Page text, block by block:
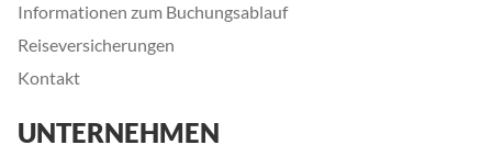
Informationen zum Buchungsablauf
Reiseversicherungen
Kontakt
UNTERNEHMEN